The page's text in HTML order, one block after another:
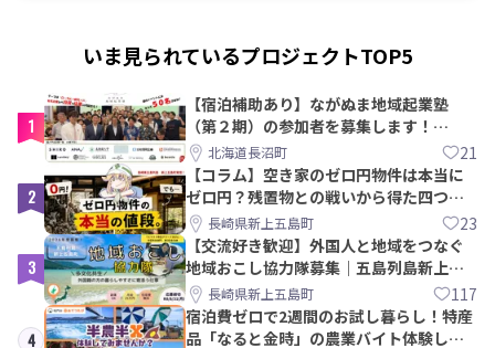
いま見られているプロジェクトTOP5
1
【宿泊補助あり】ながぬま地域起業塾
（第２期）の参加者を募集します！
【8/21〆】
北海道長沼町 21
2
【コラム】空き家のゼロ円物件は本当に
ゼロ円？残置物との戦いから得た四つの
教訓｜新上五島町
長崎県新上五島町 23
3
【交流好き歓迎】外国人と地域をつなぐ
地域おこし協力隊募集｜五島列島新上五
島町長崎県新上五島町 117
4
宿泊費ゼロで2週間のお試し暮らし！特産
品「なると金時」の農業バイト体験して